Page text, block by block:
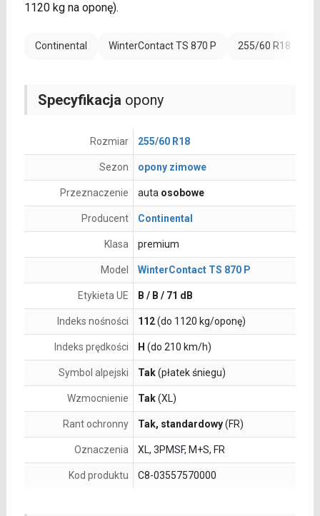
1120 kg na oponę).
Continental WinterContact TS 870 P 255/60 R18
Specyfikacja opony
Rozmiar 255/60 R18
Sezon opony zimowe
Przeznaczenie auta osobowe
Producent Continental
Klasa premium
Model WinterContact TS 870 P
Etykieta UE B / B / 71 dB
Indeks nośności 112(do 1120 kg/oponę)
Indeks prędkości H (do 210 km/h)
Symbol alpejski Tak(płatek śniegu)
Wzmocnienie Tak(XL)
Rant ochronny Tak, standardowy(FR)
Oznaczenia XL, 3PMSF, M+S, FR
Kod produktu C8-03557570000